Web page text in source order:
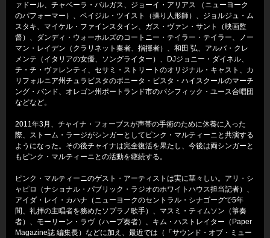
ァドール、チャベーラ・バルガス、ジョーイ・アリアス （ニューヨーク
のパフォーマー）、ベイジル・ツイスト（操り人形師）、ジョルジュ・ム
スタキ、マイケル・ファインスタイン、ガス・ヴァン・サント（映画監
督）、ダンディ・ウォーホルズのコートニー・テイラー・テイラー、ノー
マン・レイデン（クラリネット奏者、指揮者）、和田 弘、アルバ・クレ
メンテ（イタリアの女優、ソングライター）、DJジョニー・ダイネル、
チ・チ・ヴァレンティ、セサミ・ストリートのオリジナル・キャスト、カ
リフォルニア州チュラビスタのボニータ・ビスタ・ハイスクールのマーチ
ング・バンド、オレゴン州ポートランド市のパシフィック・ユース合唱団
などなど。
2011年3月、チャイナ・フォーブスが声帯の手術のために休養に入った
際、ストーム・ラージがシンガーとしてピンク・マルティーニと共演する
ようになった。その後チャイナは完全復活を果たし、今後は両シンガーと
もピンク・マルティーニとの活動を継続する。
ピンク・マルティーニのゲスト・アーティストは実に華々しい。アリ・シ
ャピロ（ナショナル・パブリック・ラジオのホワイトハウス担当記者）、
アイダ・レイ・カハナ（ニューヨークのセントラル・シナゴーグで5年
間、礼拝の主唱者を務めたソプラノ歌手）、マスミ・ティムソン（箏奏
者）、モーリーン・ラヴ（ハープ奏者）、キム・ハストレイター（Paper
Magazine誌 編集長）などに加え、最近では（「サウンド・オブ・ミュー